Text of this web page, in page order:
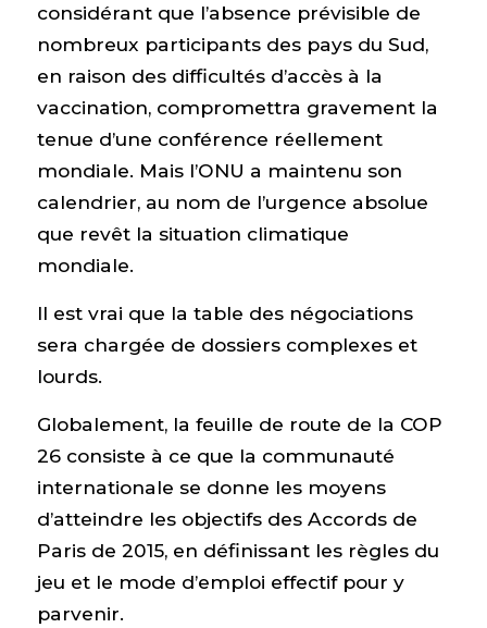
considérant que l’absence prévisible de
nombreux participants des pays du Sud,
en raison des difficultés d’accès à la
vaccination, compromettra gravement la
tenue d’une conférence réellement
mondiale. Mais l’ONU a maintenu son
calendrier, au nom de l’urgence absolue
que revêt la situation climatique
mondiale.
Il est vrai que la table des négociations
sera chargée de dossiers complexes et
lourds.
Globalement, la feuille de route de la COP
26 consiste à ce que la communauté
internationale se donne les moyens
d’atteindre les objectifs des Accords de
Paris de 2015, en définissant les règles du
jeu et le mode d’emploi effectif pour y
parvenir.